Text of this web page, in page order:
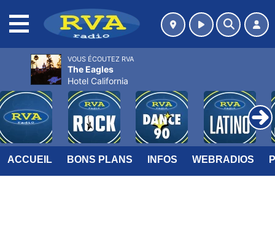
ACCUEIL BONS PLANS INFOS WEBRADIOS
VOUS ÉCOUTEZ RVA
The Eagles
Hotel California